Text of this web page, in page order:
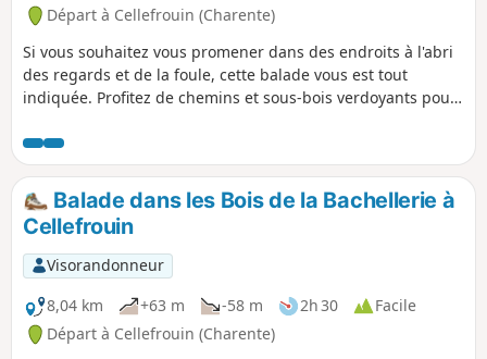
Départ à Cellefrouin (Charente)
Si vous souhaitez vous promener dans des endroits à l'abri
des regards et de la foule, cette balade vous est tout
indiquée. Profitez de chemins et sous-bois verdoyants pour
passages à l'ombre et ensoleillés.
Balade dans les Bois de la Bachellerie à
Cellefrouin
Visorandonneur
8,04 km
+63 m -58 m 2h 30
Facile
Départ à Cellefrouin (Charente)